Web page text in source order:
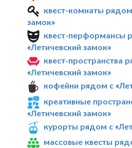
квест-комнаты рядом
замок»
квест-перформансы
«Летичевский замок»
квест-пространства
«Летичевский замок»
кофейни рядом с
креативные
«Летичевский замок»
курорты рядом с
массовые квесты